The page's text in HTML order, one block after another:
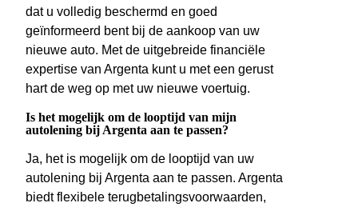
dat u volledig beschermd en goed
geïnformeerd bent bij de aankoop van uw
nieuwe auto. Met de uitgebreide financiële
expertise van Argenta kunt u met een gerust
hart de weg op met uw nieuwe voertuig.
Is het mogelijk om de looptijd van mijn
autolening bij Argenta aan te passen?
Ja, het is mogelijk om de looptijd van uw
autolening bij Argenta aan te passen. Argenta
biedt flexibele terugbetalingsvoorwaarden,